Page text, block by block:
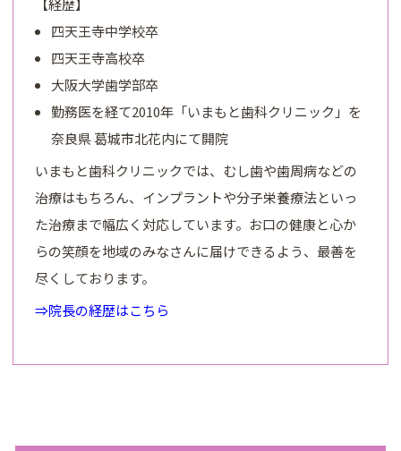
【経歴】
四天王寺中学校卒
四天王寺高校卒
大阪大学歯学部卒
勤務医を経て2010年「いまもと歯科クリニック」を
奈良県 葛城市北花内にて開院
いまもと歯科クリニックでは、むし歯や歯周病などの
治療はもちろん、インプラントや分子栄養療法といっ
た治療まで幅広く対応しています。お口の健康と心か
らの笑顔を地域のみなさんに届けできるよう、最善を
尽くしております。
⇒院長の経歴はこちら